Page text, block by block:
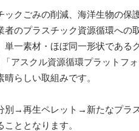
クごみの削減、海洋生物の保
のプラスチック資源循環への
単一素材・ほぼ同一形状であ
「アスクル資源循環プラットフ
らしい取組みです。
別→再生ペレット→新たなプラ
ととなります。